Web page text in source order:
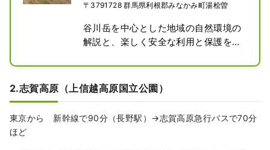
〒3791728 群馬県利根郡みなかみ町湯桧曽
谷川岳を中心とした地域の自然環境の
解説と、楽しく安全な利用と保護を促
れた入館料無料の施設です。
2.志賀高原（上信越高原国立公園）
東京から 新幹線で90分（長野駅）→志賀高原急行バスで70分
ほど